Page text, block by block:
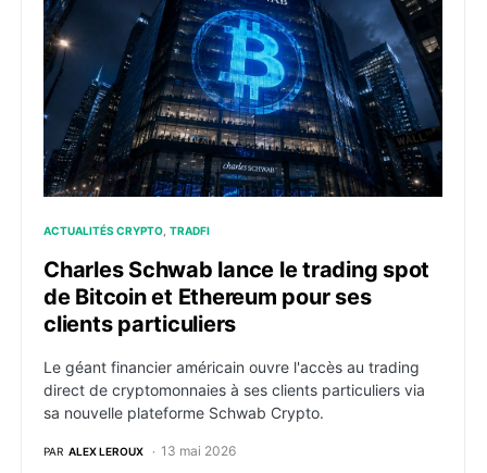
ACTUALITÉS CRYPTO TRADFI
Charles Schwab lance le trading spot
de Bitcoin et Ethereum pour ses
clients particuliers
Le géant financier américain ouvre l'accès au trading
direct de cryptomonnaies à ses clients particuliers via
sa nouvelle plateforme Schwab Crypto.
PAR ALEX LEROUX 13 mai 2026